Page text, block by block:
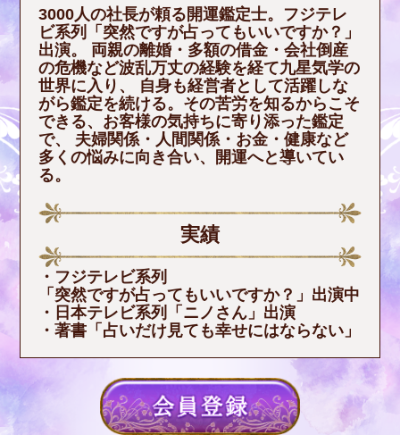
3000人の社長が頼る開運鑑定士。フジテレ
ビ系列「突然ですが占ってもいいですか？」
出演。 両親の離婚・多額の借金・会社倒産
の危機など波乱万丈の経験を経て九星気学の
世界に入り、 自身も経営者として活躍しな
がら鑑定を続ける。その苦労を知るからこそ
できる、お客様の気持ちに寄り添った鑑定
で、 夫婦関係・人間関係・お金・健康など
多くの悩みに向き合い、開運へと導いてい
る。
実績
・フジテレビ系列
「突然ですが占ってもいいですか？」出演中
・日本テレビ系列「ニノさん」出演
・著書「占いだけ見ても幸せにはならない」